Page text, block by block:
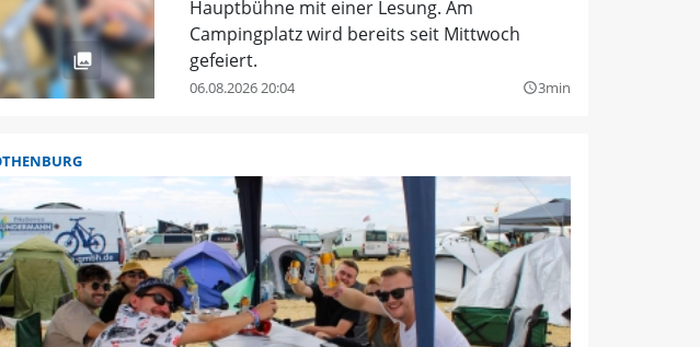
Hauptbühne mit einer Lesung. Am
Campingplatz wird bereits seit Mittwoch
gefeiert.
06.08.2026 20:04 query_builder3min